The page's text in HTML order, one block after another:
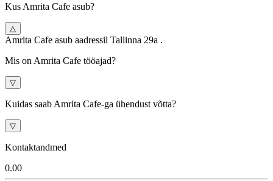
Kus Amrita Cafe asub?
△
Amrita Cafe asub aadressil Tallinna 29a .
Mis on Amrita Cafe tööajad?
▽
Kuidas saab Amrita Cafe-ga ühendust võtta?
▽
Kontaktandmed
0.00